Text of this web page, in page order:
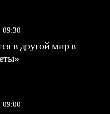
09:30
в другой мир в
09:00